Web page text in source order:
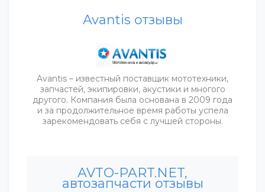
Avantis отзывы
Avantis – известный поставщик мототехники,
запчастей, экипировки, акустики и многого
другого. Компания была основана в 2009 года
и за продолжительное время работы успела
зарекомендовать себя с лучшей стороны.
AVTO-PART.NET,
автозапчасти отзывы